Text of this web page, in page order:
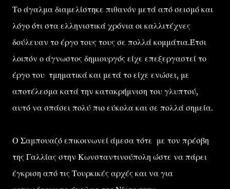
Το άγαλμα διαμελίστηκε πιθανόν μετά από σεισμό και
λόγο ότι στα ελληνιστικά χρόνια οι καλλιτέχνες
δούλευαν το έργο τους τους σε πολλά κομμάτια.Έτσι
λοιπόν ο άγνωστος δημιουργός είχε επεξεργαστεί το
έργο του τμηματικά και μετά το είχε ενώσει, με
αποτέλεσμα κατά την κατακρήμνιση του γλυπτού,
αυτό να σπάσει πολύ πιο εύκολα και σε πολλά σημεία.
Ο Σαμπουαζό επικοινωνεί άμεσα τότε με τον πρέσβη
της Γαλλίας στην Κωνσταντινούπολη ώστε να πάρει
έγκριση από τις Τουρκικές αρχές και να για